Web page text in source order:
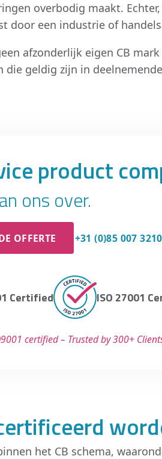
overbodig maakt.
door een industrie of
afzonderlijk eigen CB
geldig zijn in
product
ons over.
OFFERTE +31 (0)85 007 3210
Certified ISO 27001
certified – Trusted by 300+
het CB schema,